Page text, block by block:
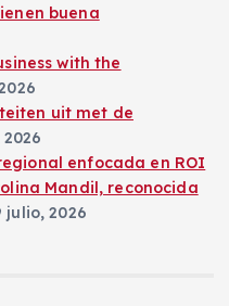
buena
with the
uit met de
enfocada en ROI
Mandil, reconocida
julio, 2026